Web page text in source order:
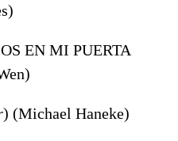
EN MI PUERTA
) (Michael Haneke)